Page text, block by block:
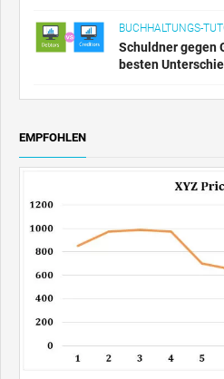
BUCHHALTUNGS-
Schuldner gegen
besten
EMPFOHLEN